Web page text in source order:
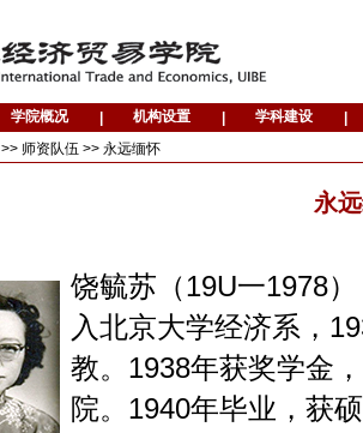
>> 师资队伍 >> 永远缅怀
永
饶毓苏（19U一1978
入北京大学经济系，
教。1938年获奖学金
院。1940年毕业，获